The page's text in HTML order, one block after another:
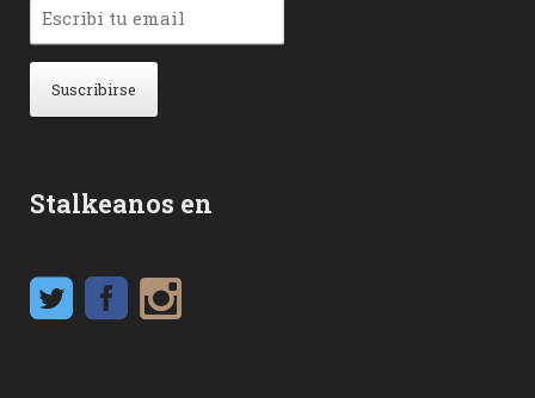
Stalkeanos en